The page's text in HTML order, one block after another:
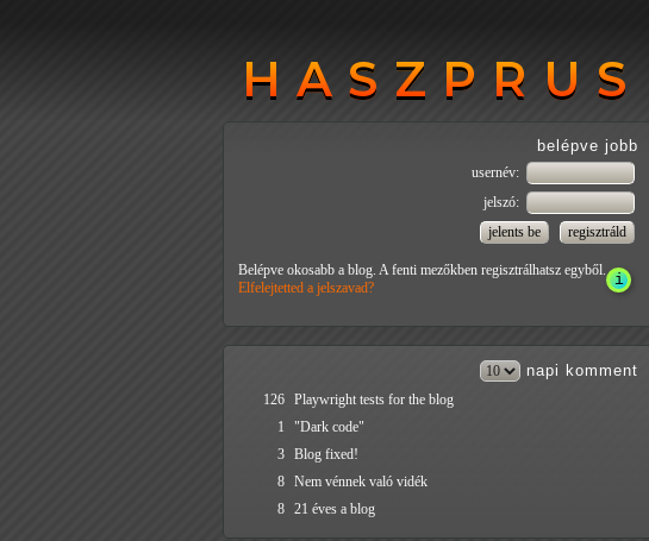
HASZPRUS
HASZPRUS
belépve jobb
usernév:
jelszó:
Belépve okosabb a blog. A fenti mezőkben regisztrálhatsz egyből.
Elfelejtetted a jelszavad?
napi komment
126 Playwright tests for the blog
1
"Dark code"
3 Blog fixed!
8 Nem vénnek való vidék
8 21 éves a blog